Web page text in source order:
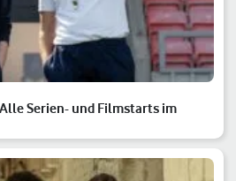
Serien- und Filmstarts im